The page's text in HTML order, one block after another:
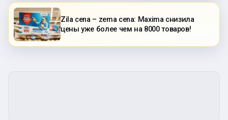
Zila cena – zema cena: Maxima снизила
цены уже более чем на 8000 товаров!